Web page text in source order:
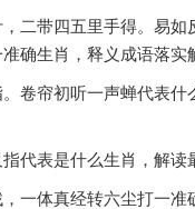
二带四五里手得。易如
确生肖，释义成语落实
卷帘初听一声蝉代表什
代表是什么生肖，解读
一体真经转六尘打一准